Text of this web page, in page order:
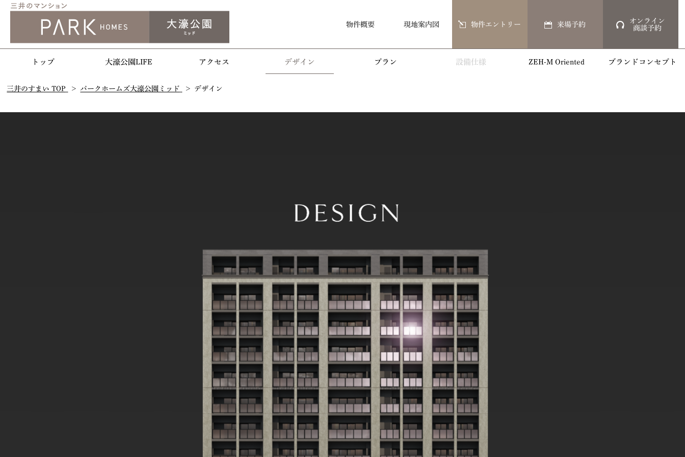
オンライン
商談予約
来場予約
物件エントリー
現地案内図
物件概要
トップ 大濠公園LIFE アクセス デザイン プラン 設備仕様 ZEH-M Oriented ブランドコンセプト
三井のすまい TOP パークホームズ大濠公園ミッド デザイン